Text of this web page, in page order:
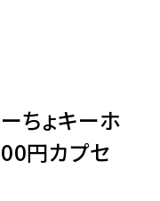
ちょキーホ
円カプセ